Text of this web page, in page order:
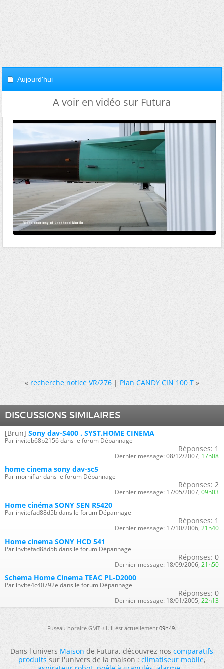
Aujourd'hui
A voir en vidéo sur Futura
« recherche notice VR/276|Plan CANDY CIN 100 T »
DISCUSSIONS SIMILAIRES
[Brun] Sony dav-S400 . SYST.HOME CINEMA
Par inviteb68b2156 dans le forum Dépannage
Réponses: 1
Dernier message: 08/12/2007, 17h08
home cinema sony dav-sc5
Par morniflar dans le forum Dépannage
Réponses: 2
Dernier message: 17/05/2007, 09h03
Home cinéma SONY SEN R5420
Par invitefad88d5b dans le forum Dépannage
Réponses: 1
Dernier message: 17/10/2006, 21h40
Home cinema SONY HCD 541
Par invitefad88d5b dans le forum Dépannage
Réponses: 0
Dernier message: 18/09/2006, 21h50
Schema Home Cinema TEAC PL-D2000
Par invite4c40792e dans le forum Dépannage
Réponses: 0
Dernier message: 18/01/2005, 22h13
Fuseau horaire GMT +1. Il est actuellement09h49.
Dans l'universMaisonde Futura, découvrez noscomparatifs
produitssur l'univers de la maison :climatiseur mobile,